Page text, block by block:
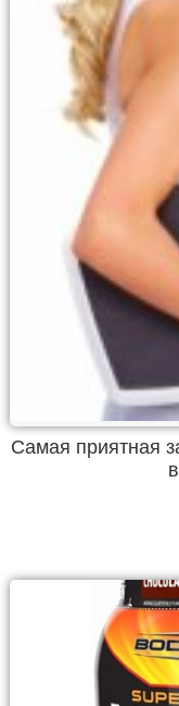
Самая приятная